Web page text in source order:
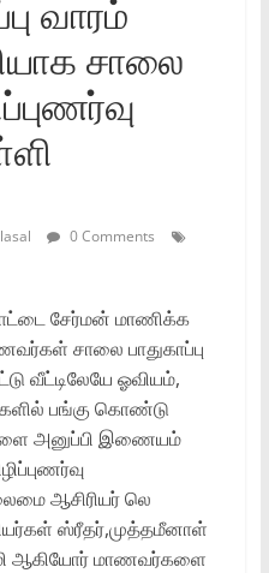
வாரம்
சாலை
0 Comments
சேர்மன் மாணிக்க
சாலை பாதுகாப்பு
வீட்டிலேயே ஓவியம்,
பங்கு கொண்டு
அனுப்பி இணையம்
ஆசிரியர் லெ
ஸ்ரீதர்,முத்தமீனாள்
ஆகியோர் மாணவர்களை